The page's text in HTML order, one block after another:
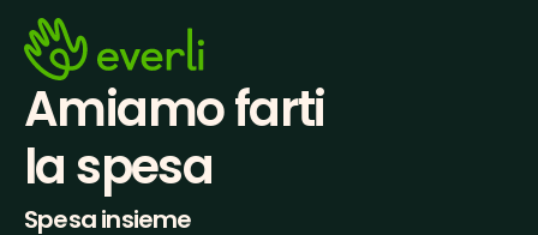
Amiamo farti
la spesa
Spesa insieme